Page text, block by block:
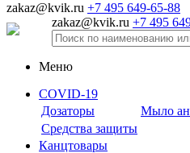
zakaz@kvik.ru +7 495 649-65-88
zakaz@kvik.ru +7 495
Меню
COVID-19
Дозаторы
Мыло
Средства защиты
Канцтовары